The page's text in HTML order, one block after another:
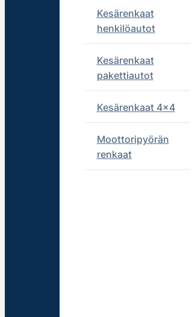
Kesärenkaat
henkilöautot
Kesärenkaat
pakettiautot
Kesärenkaat 4x4
Moottoripyörän
renkaat